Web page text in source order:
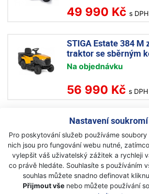
Nastavení soukromí
Pro poskytování služeb používáme
nich jsou pro fungování webu nutné,
vylepšit váš uživatelský zážitek a rychleji
co právě hledáte. Souhlasíte s používáním
souhlas můžete snadno definovat
Přijmout vše nebo můžete používání
49 990 Kč s DPH
STIGA Estate 384 M
traktor se sběrným
Na objednávku
56 990 Kč s DPH
STIGA Estate 598
se sběrným košem
Skladem
68 990 Kč s DPH